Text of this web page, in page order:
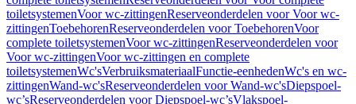
toiletsystemenVoor wc-zittingenReserveonderdelen voor Voor wc-
zittingenToebehorenReserveonderdelen voor ToebehorenVoor
complete toiletsystemenVoor wc-zittingenReserveonderdelen voor
Voor wc-zittingenVoor wc-zittingen en complete
toiletsystemenWc'sVerbruiksmateriaalFunctie-eenhedenWc's en wc-
zittingenWand-wc'sReserveonderdelen voor Wand-wc'sDiepspoel-
wc’sReserveonderdelen voor Diepspoel-wc’sVlakspoel-